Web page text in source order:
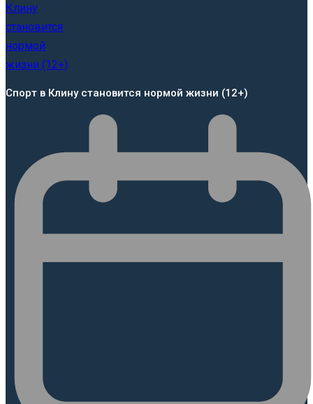
Спорт в Клину становится нормой жизни (12+)